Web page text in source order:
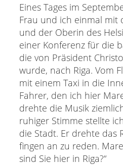
Eines Tages im
Frau und ich einmal mit
und der Oberin des
einer Konferenz für die
die von Präsident
wurde, nach Riga. Vom
mit einem Taxi in die
Fahrer, den ich hier
drehte die Musik
ruhiger Stimme stellte
die Stadt. Er drehte das
fingen an zu reden.
sind Sie hier in Riga?“